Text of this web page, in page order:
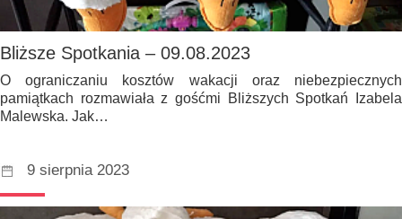
Bliższe Spotkania – 09.08.2023
O ograniczaniu kosztów wakacji oraz niebezpiecznych
pamiątkach rozmawiała z gośćmi Bliższych Spotkań Izabela
Malewska. Jak…
9 sierpnia 2023